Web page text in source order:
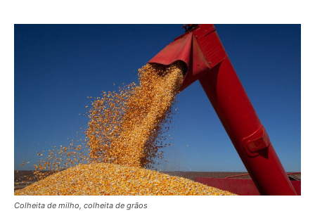
Colheita de milho, colheita de grãos